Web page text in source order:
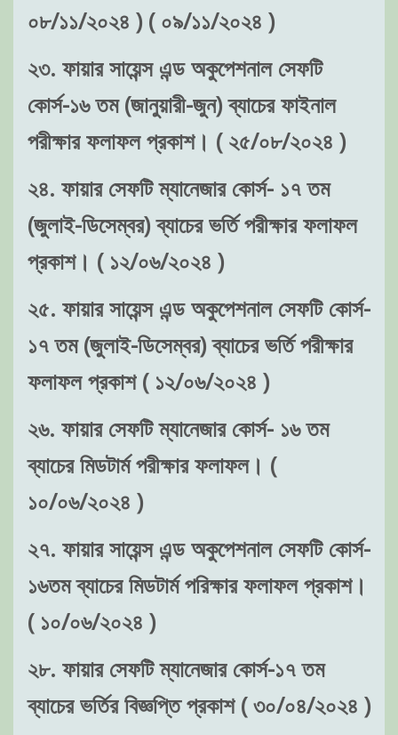
০৮/১১/২০২৪ ) ( ০৯/১১/২০২৪ )
২৩. ফায়ার সায়েন্স এন্ড অকুপেশনাল সেফটি
কোর্স-১৬ তম (জানুয়ারী-জুন) ব্যাচের ফাইনাল
পরীক্ষার ফলাফল প্রকাশ। ( ২৫/০৮/২০২৪ )
২৪. ফায়ার সেফটি ম্যানেজার কোর্স- ১৭ তম
(জুলাই-ডিসেম্বর) ব্যাচের ভর্তি পরীক্ষার ফলাফল
প্রকাশ। ( ১২/০৬/২০২৪ )
২৫. ফায়ার সায়েন্স এন্ড অকুপেশনাল সেফটি কোর্স-
১৭ তম (জুলাই-ডিসেম্বর) ব্যাচের ভর্তি পরীক্ষার
ফলাফল প্রকাশ ( ১২/০৬/২০২৪ )
২৬. ফায়ার সেফটি ম্যানেজার কোর্স- ১৬ তম
ব্যাচের মিডটার্ম পরীক্ষার ফলাফল। (
১০/০৬/২০২৪ )
২৭. ফায়ার সায়েন্স এন্ড অকুপেশনাল সেফটি কোর্স-
১৬তম ব্যাচের মিডটার্ম পরিক্ষার ফলাফল প্রকাশ।
( ১০/০৬/২০২৪ )
২৮. ফায়ার সেফটি ম্যানেজার কোর্স-১৭ তম
ব্যাচের ভর্তির বিজ্ঞপ্তি প্রকাশ ( ৩০/০৪/২০২৪ )